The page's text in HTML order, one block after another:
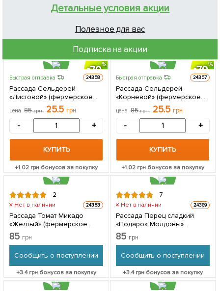
Детальные условия акции
Полезное для вас
Подписка на акции
70
Быстрая отправка 24358
Рассада Сельдерей
«Листовой» (фермерское
взращивание), 1шт в
упаковке
цена 85грн 25.5 грн
- +
КУПИТЬ
+1.02 грн бонусов за покупку
70
Быстрая отправка 24357
Рассада Сельдерей
«Корневой» (фермерское
взращивание), 1шт в
упаковке
цена 85грн 25.5 грн
- +
КУПИТЬ
+1.02грн бонусов за покупку
2
Нет в наличии 24353
Рассада Томат Микадо
«Желтый» (фермерское
взращивание), 1шт в
упаковке
85 грн
Сообщить о поступлении
+3.4грн бонусов за покупку
7
Нет в наличии 24369
Рассада Перец сладкий
«Подарок Молдовы»
(фермерское
взращивание), 1шт в
85 грн
Сообщить о поступлении
+3.4грн бонусов за покупку